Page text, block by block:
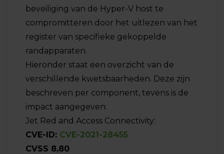
beveiliging van de Hyper-V host te
compromitteren door het uitlezen van het
register van specifieke gekoppelde
randapparaten.
Hieronder staat een overzicht van de
verschillende kwetsbaarheden. Deze zijn
beschreven per component, tevens is de
impact aangegeven:
Jet Red and Access Connectivity:
CVE-ID: CVE-2021-28455
CVSS 8,80